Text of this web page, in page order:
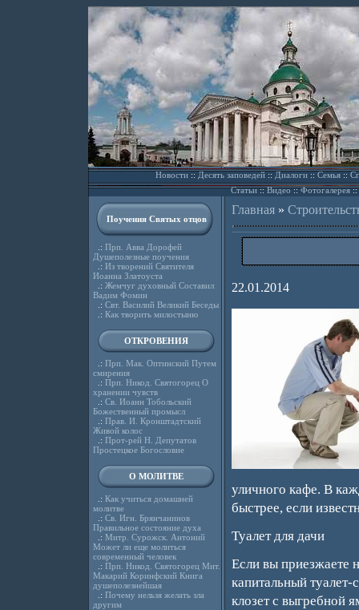
Новости::Десять заповедей::Диалоги::Семья::
Статьи::Видео ::Фотогалерея::
Поучения Святых отцов
.: Прп. Авва Дорофей
Душеполезные поучения
.: Из творений Святителя
Иоанна Златоуста
.: Жемчуг духовный Составил
Вадим Фомин
.: Свт. Василий Великий Беседы
.: Как творить милостыню
ОТКРОВЕНИЯ
.: Прп. Мак. Оптинский Путем
смирения
.: Прп. Никод. Святогорец О
хранении чувств
.: Св. Иоанн Тобольский
Божественный промысл
.: Прав. И. Кронштадтский
Живой колос
.: Прот-рей Н. Депутатов
Простецкое Богословие
О МОЛИТВЕ
.: Как учиться домашней
молитве
.: Св. Игн. Брянчанинов
Правильное состояние духа
.: Митр. Сурожск. Антоний
Может ли еще молиться
современный человек
.: Прп. Никод. Святогорец Мит.
Макарий Коринфский Книга
душеполезнейшая
.: Почему нельзя желать зла
другим
Главная»
22.01.2014
уличного кафе. В
быстрее, если
Туалет для дачи
Если вы приезжаете
капитальный
клозет с выгребной